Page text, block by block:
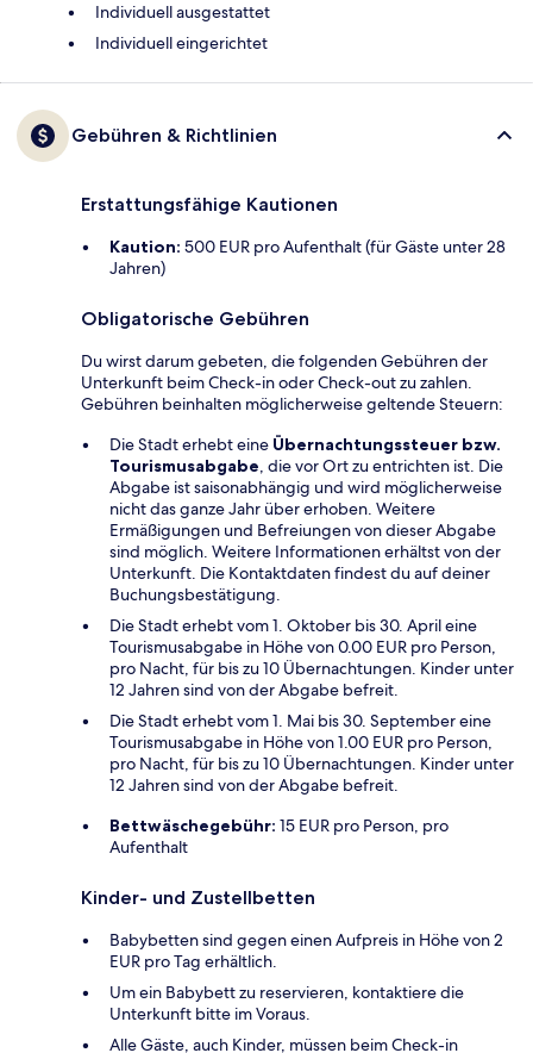
Individuell ausgestattet
Individuell eingerichtet
Gebühren & Richtlinien
Erstattungsfähige Kautionen
Kaution: 500 EUR pro Aufenthalt (für Gäste unter 28
Jahren)
Obligatorische Gebühren
Du wirst darum gebeten, die folgenden Gebühren der
Unterkunft beim Check-in oder Check-out zu zahlen.
Gebühren beinhalten möglicherweise geltende Steuern:
Die Stadt erhebt eine Übernachtungssteuer bzw.
Tourismusabgabe, die vor Ort zu entrichten ist. Die
Abgabe ist saisonabhängig und wird möglicherweise
nicht das ganze Jahr über erhoben. Weitere
Ermäßigungen und Befreiungen von dieser Abgabe
sind möglich. Weitere Informationen erhältst von der
Unterkunft. Die Kontaktdaten findest du auf deiner
Buchungsbestätigung.
Die Stadt erhebt vom 1. Oktober bis 30. April eine
Tourismusabgabe in Höhe von 0.00 EUR pro Person,
pro Nacht, für bis zu 10 Übernachtungen. Kinder unter
12 Jahren sind von der Abgabe befreit.
Die Stadt erhebt vom 1. Mai bis 30. September eine
Tourismusabgabe in Höhe von 1.00 EUR pro Person,
pro Nacht, für bis zu 10 Übernachtungen. Kinder unter
12 Jahren sind von der Abgabe befreit.
Bettwäschegebühr: 15 EUR pro Person, pro
Aufenthalt
Kinder- und Zustellbetten
Babybetten sind gegen einen Aufpreis in Höhe von 2
EUR pro Tag erhältlich.
Um ein Babybett zu reservieren, kontaktiere die
Unterkunft bitte im Voraus.
Alle Gäste, auch Kinder, müssen beim Check-in